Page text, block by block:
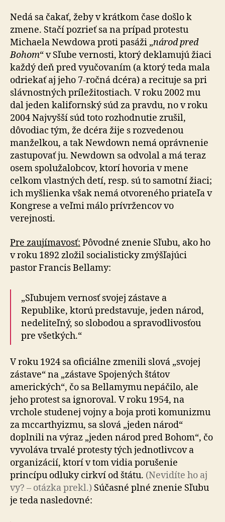
Nedá sa čakať, žeby v krátkom čase došlo k
zmene. Stačí pozrieť sa na prípad protestu
Michaela Newdowa proti pasáži „národ pred
Bohom“ v Sľube vernosti, ktorý de­kla­mu­jú žiaci
každý deň pred vyučovaním (a ktorý teda mala
odriekať aj jeho 7-ročná dcéra) a recituje sa pri
sláv­nos­tných príležitostiach. V roku 2002 mu
dal jeden ka­li­for­nský súd za pravdu, no v roku
2004 Najvyšší súd toto rozhodnutie zrušil,
dôvodiac tým, že dcéra žije s roz­ve­de­nou
manželkou, a tak Newdown nemá oprávnenie
zastupovať ju. Newdown sa odvolal a má teraz
osem spolužalobcov, ktorí hovoria v mene
celkom vlastných detí, resp. sú to samotní žiaci;
ich myšlienka však nemá otvoreného priateľa v
Kongrese a veľmi málo prívržencov vo
verejnosti.
Pre zaujímavosť: Pôvodné znenie Sľubu, ako ho
v roku 1892 zložil socialisticky zmýšľajúci
pastor Francis Bellamy:
„Sľubujem vernosť svojej zástave a
Republike, ktorú predstavuje, jeden národ,
nedeliteľný, so slobodou a spravodlivosťou
pre všetkých.“
V roku 1924 sa oficiálne zmenili slová „svojej
zástave“ na „zástave Spojených štátov
amerických“, čo sa Bella­my­mu nepáčilo, ale
jeho protest sa ignoroval. V roku 1954, na
vrchole studenej vojny a boja proti komunizmu
za mccarthyizmu, sa slová „jeden národ“
doplnili na výraz „jeden národ pred Bohom“, čo
vyvoláva trvalé protesty tých jednotlivcov a
organizácií, ktorí v tom vidia po­ru­še­nie
princípu odluky cirkví od štátu. (Nevidíte ho aj
vy? – otázka prekl.) Súčasné plné znenie Sľubu
je teda nasledovné: